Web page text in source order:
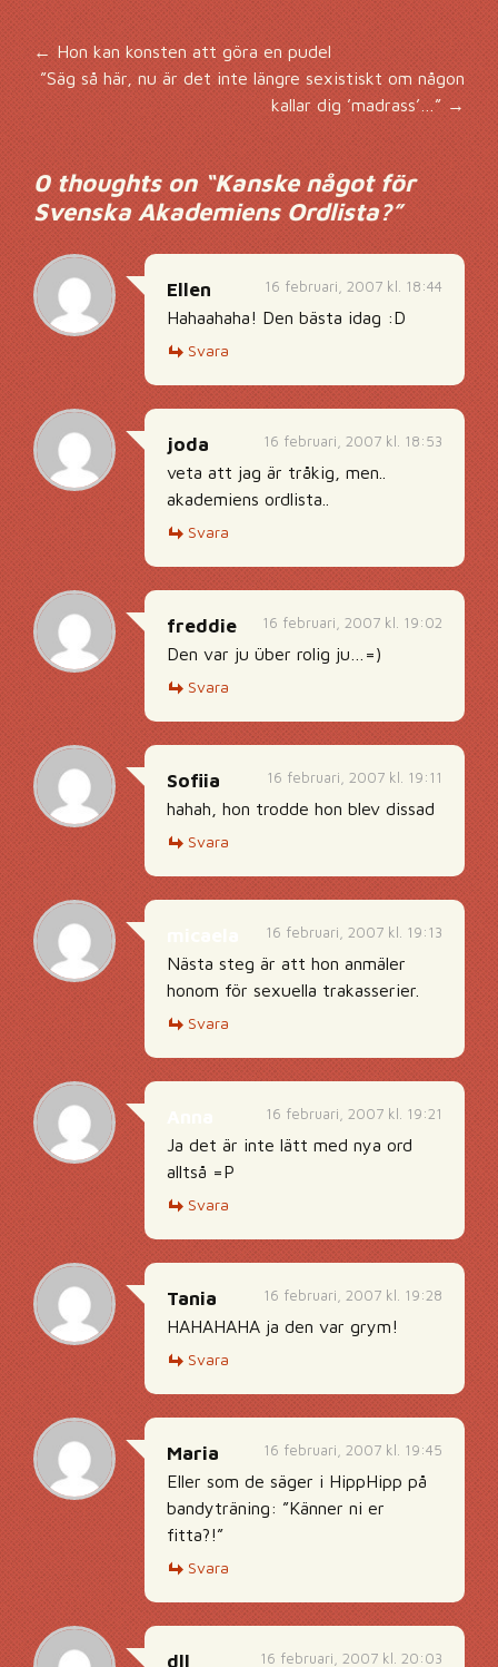
Inläggsnavigering
←Hon kan konsten att göra en pudel
”Säg så här, nu är det inte längre sexistiskt om någon
kallar dig ’madrass’…” →
0 thoughts on “Kanske något för
Svenska Akademiens Ordlista?”
16 februari, 2007 kl. 18:44
Ellen
Hahaahaha! Den bästa idag :D
Svara
16 februari, 2007 kl. 18:53
joda
veta att jag är tråkig, men..
akademiens ordlista..
Svara
16 februari, 2007 kl. 19:02
freddie
Den var ju über rolig ju…=)
Svara
16 februari, 2007 kl. 19:11
Sofiia
hahah, hon trodde hon blev dissad
Svara
16 februari, 2007 kl. 19:13
Nästa steg är att hon anmäler
honom för sexuella trakasserier.
Svara
16 februari, 2007 kl. 19:21
Ja det är inte lätt med nya ord
alltså =P
Svara
16 februari, 2007 kl. 19:28
Tania
HAHAHAHA ja den var grym!
Svara
16 februari, 2007 kl. 19:45
Maria
Eller som de säger i HippHipp på
bandyträning: ”Känner ni er
fitta?!”
Svara
16 februari, 2007 kl. 20:03
dll